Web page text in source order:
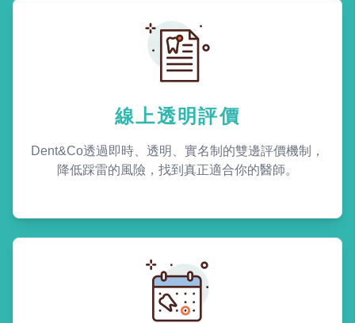
線上透明評價
Dent&Co透過即時、透明、實名制的雙邊評價機制，
降低踩雷的風險，找到真正適合你的醫師。